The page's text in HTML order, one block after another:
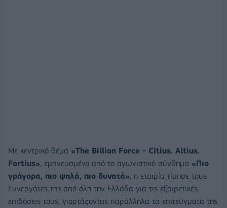
Με κεντρικό θέμα «The Billion Force - Citius. Altius.
Fortius» , εμπνευσμένο από το αγωνιστικό σύνθημα «Πιο
γρήγορα, πιο ψηλά, πιο δυνατά» , η εταιρία τίμησε τους
Συνεργάτες της από όλη την Ελλάδα για τις εξαιρετικές
επιδόσεις τους, γιορτάζοντας παράλληλα τα επιτεύγματα της